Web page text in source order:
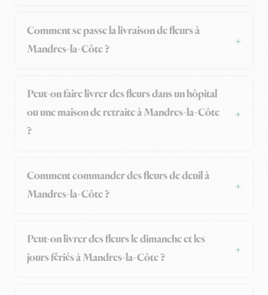
Comment se passe la livraison de fleurs à
Mandres-la-Côte ?
Peut-on faire livrer des fleurs dans un hôpital
ou une maison de retraite à Mandres-la-Côte
?
Comment commander des fleurs de deuil à
Mandres-la-Côte ?
Peut-on livrer des fleurs le dimanche et les
jours fériés à Mandres-la-Côte ?